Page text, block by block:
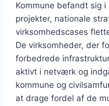
Kommune befandt sig
projekter, nationale
virksomhedscases
De virksomheder, der
forbedrede
aktivt i netværk og
kommune og
at drage fordel af de